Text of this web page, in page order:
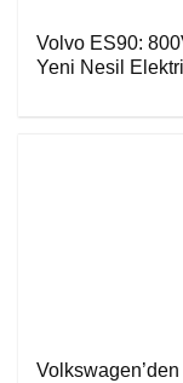
Volvo ES90:
Yeni Nesil